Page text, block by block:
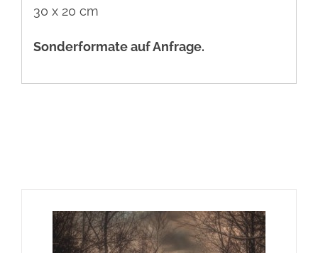
30 x 20 cm
Sonderformate auf Anfrage.